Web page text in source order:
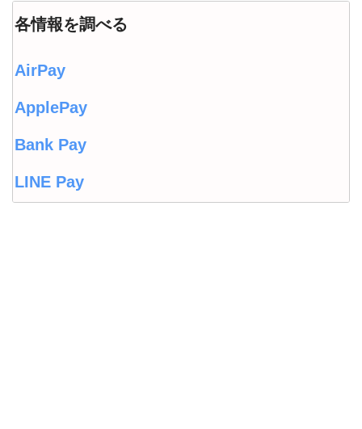
各情報を調べる
AirPay
ApplePay
Bank Pay
LINE Pay